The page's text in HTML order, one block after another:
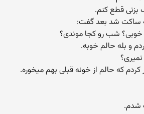
بزنی قطع کنم.
ساکت شد بعد گفت:
خوبی؟ شب رو کجا موندی؟
و بله حالم خوبه.
که حالم از خونه قبلی بهم میخوره.
شدم.